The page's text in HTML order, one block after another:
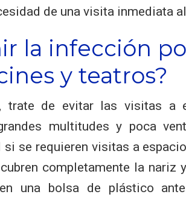
de una visita inmediata
la infección
y teatros?
trate de evitar las visitas a
multitudes y poca
si se requieren visitas a
completamente la nariz
una bolsa de plástico